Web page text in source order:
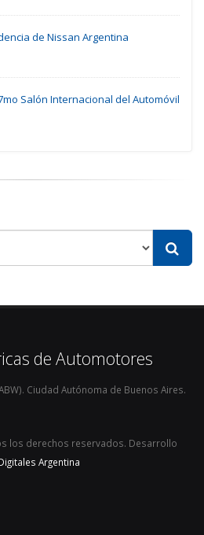
de Nissan Argentina
Salón Internacional del Automóvil
de Automotores
Ciudad Autónoma de Buenos Aires.
los derechos reservados. Desarrollo
Argentina